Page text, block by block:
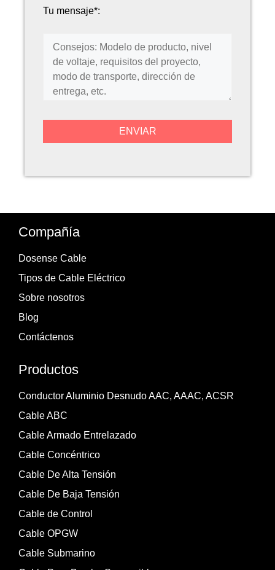
Tu mensaje*:
Compañía
Dosense Cable
Tipos de Cable Eléctrico
Sobre nosotros
Blog
Contáctenos
Productos
Conductor Aluminio Desnudo AAC, AAAC, ACSR
Cable ABC
Cable Armado Entrelazado
Cable Concéntrico
Cable De Alta Tensión
Cable De Baja Tensión
Cable de Control
Cable OPGW
Cable Submarino